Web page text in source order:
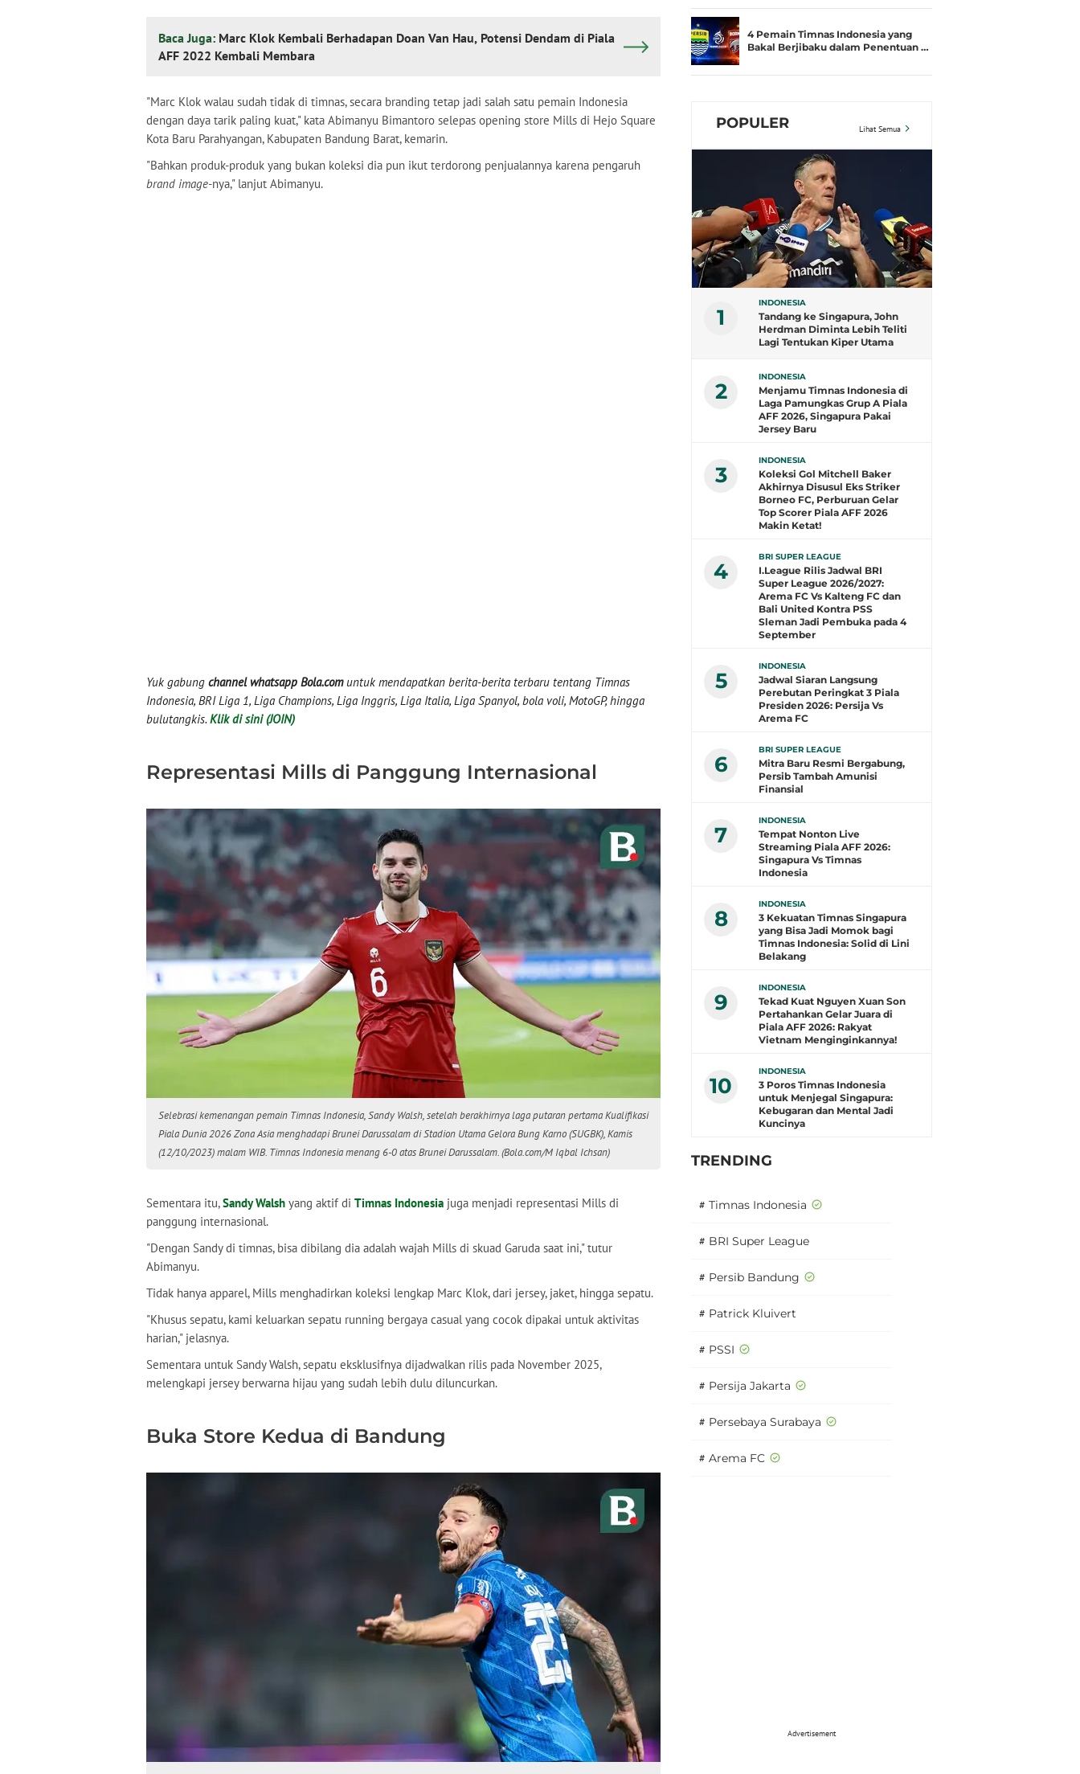
Baca Juga: Marc Klok Kembali Berhadapan Doan Van Hau, Potensi Dendam di Piala
AFF 2022 Kembali Membara
"Marc Klok walau sudah tidak di timnas, secara branding tetap jadi salah satu pemain Indonesia
dengan daya tarik paling kuat," kata Abimanyu Bimantoro selepas opening store Mills di Hejo Square
Kota Baru Parahyangan, Kabupaten Bandung Barat, kemarin.
"Bahkan produk-produk yang bukan koleksi dia pun ikut terdorong penjualannya karena pengaruh
brand image-nya," lanjut Abimanyu.
Yuk gabung channel whatsapp Bola.comuntuk mendapatkan berita-berita terbaru tentang Timnas
Indonesia, BRI Liga 1, Liga Champions, Liga Inggris, Liga Italia, Liga Spanyol, bola voli, MotoGP, hingga
bulutangkis. Klik di sini (JOIN)
Representasi Mills di Panggung Internasional
Selebrasi kemenangan pemain Timnas Indonesia, Sandy Walsh, setelah berakhirnya laga putaran pertama Kualifikasi
Piala Dunia 2026 Zona Asia menghadapi Brunei Darussalam di Stadion Utama Gelora Bung Karno (SUGBK), Kamis
(12/10/2023) malam WIB. Timnas Indonesia menang 6-0 atas Brunei Darussalam. (Bola.com/M Iqbal Ichsan)
Sementara itu,Sandy Walsh yang aktif di Timnas Indonesia juga menjadi representasi Mills di
panggung internasional.
"Dengan Sandy di timnas, bisa dibilang dia adalah wajah Mills di skuad Garuda saat ini," tutur
Abimanyu.
Tidak hanya apparel, Mills menghadirkan koleksi lengkap Marc Klok, dari jersey, jaket, hingga sepatu.
"Khusus sepatu, kami keluarkan sepatu running bergaya casual yang cocok dipakai untuk aktivitas
harian," jelasnya.
Sementara untuk Sandy Walsh, sepatu eksklusifnya dijadwalkan rilis pada November 2025,
melengkapi jersey berwarna hijau yang sudah lebih dulu diluncurkan.
Buka Store Kedua di Bandung
4 Pemain Timnas Indonesia yang
Bakal Berjibaku dalam Penentuan …
POPULER Lihat Semua
1
INDONESIA
Tandang ke Singapura, John
Herdman Diminta Lebih Teliti
Lagi Tentukan Kiper Utama
2
INDONESIA
Menjamu Timnas Indonesia di
Laga Pamungkas Grup A Piala
AFF 2026, Singapura Pakai
Jersey Baru
3
INDONESIA
Koleksi Gol Mitchell Baker
Akhirnya Disusul Eks Striker
Borneo FC, Perburuan Gelar
Top Scorer Piala AFF 2026
Makin Ketat!
4
BRI SUPER LEAGUE
I.League Rilis Jadwal BRI
Super League 2026/2027:
Arema FC Vs Kalteng FC dan
Bali United Kontra PSS
Sleman Jadi Pembuka pada 4
September
5
INDONESIA
Jadwal Siaran Langsung
Perebutan Peringkat 3 Piala
Presiden 2026: Persija Vs
Arema FC
6
BRI SUPER LEAGUE
Mitra Baru Resmi Bergabung,
Persib Tambah Amunisi
Finansial
7
INDONESIA
Tempat Nonton Live
Streaming Piala AFF 2026:
Singapura Vs Timnas
Indonesia
8
INDONESIA
3 Kekuatan Timnas Singapura
yang Bisa Jadi Momok bagi
Timnas Indonesia: Solid di Lini
Belakang
9
INDONESIA
Tekad Kuat Nguyen Xuan Son
Pertahankan Gelar Juara di
Piala AFF 2026: Rakyat
Vietnam Menginginkannya!
10
INDONESIA
3 Poros Timnas Indonesia
untuk Menjegal Singapura:
Kebugaran dan Mental Jadi
Kuncinya
TRENDING
# Timnas Indonesia
# BRI Super League
# Persib Bandung
# Patrick Kluivert
# PSSI
# Persija Jakarta
# Persebaya Surabaya
# Arema FC
Advertisement